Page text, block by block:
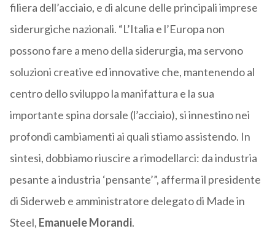
filiera dell’acciaio, e di alcune delle principali imprese
siderurgiche nazionali. “L’Italia e l’Europa non
possono fare a meno della siderurgia, ma servono
soluzioni creative ed innovative che, mantenendo al
centro dello sviluppo la manifattura e la sua
importante spina dorsale (l’acciaio), si innestino nei
profondi cambiamenti ai quali stiamo assistendo. In
sintesi, dobbiamo riuscire a rimodellarci: da industria
pesante a industria ‘pensante’”, afferma il presidente
di Siderweb e amministratore delegato di Made in
Steel, Emanuele Morandi.